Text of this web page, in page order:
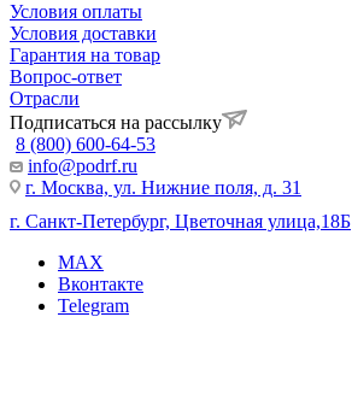
Условия оплаты
Условия доставки
Гарантия на товар
Вопрос-ответ
Отрасли
Подписаться на рассылку
8 (800) 600-64-53
info@podrf.ru
г. Москва, ул. Нижние поля, д. 31
г. Санкт-Петербург, Цветочная улица,18Б
MAX
Вконтакте
Telegram